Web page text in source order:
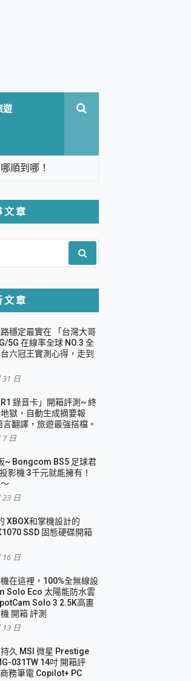
遊
順到哪！
戶外攝影機 開箱 評
煥彩流動 」的沈浸
箱 評測
面體驗
開箱 評測
文章
文章
穩定最實在 「台灣大哥
5G 在線率全球 NO.3 全
六冠王實測心得，走到
31 日
R1 錄音卡」開箱評測~ 終
獄，自動生成摘要報
翻譯，旅遊最強搭檔。
7 日
~ Bongcom BS5 足球君
影機 3千元就能擁有！
23 日
XBOX和掌機設計的
SSD 固態硬碟開箱
16 日
在這裡，100%全無線設
Solo Eco 太陽能防水雲
Solo 3 2.5K高畫
開箱 評測
13 日
久 MSI 微星 Prestige
031TW 14吋 開箱評
務筆電 Copilot+ PC